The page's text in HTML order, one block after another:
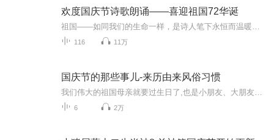
欢度国庆节诗歌朗诵——喜迎祖国72华诞
116 11万
国庆节的那些事儿-来历由来风俗习惯
6 2万